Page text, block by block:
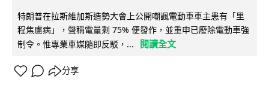
特朗普在拉斯維加斯造勢大會上公開嘲諷電動車車主患有「里
程焦慮病」，聲稱電量剩 75% 便發作，並重申已廢除電動車強
制令。惟專業車媒隨即反駁，...
閱讀全文
分享